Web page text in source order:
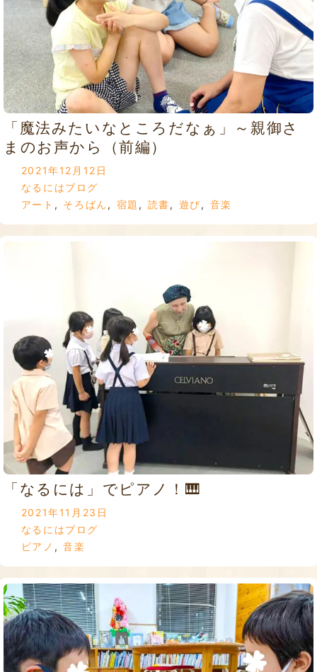
「魔法みたいなところだなぁ」～親御さ
まのお声から（前編）
2021年12月12日
なるにはブログ
アート , そろばん , 宿題 , 読書, 遊び, 音楽
「なるには」でピアノ！🎹
2021年11月23日
なるにはブログ
ピアノ ,音楽